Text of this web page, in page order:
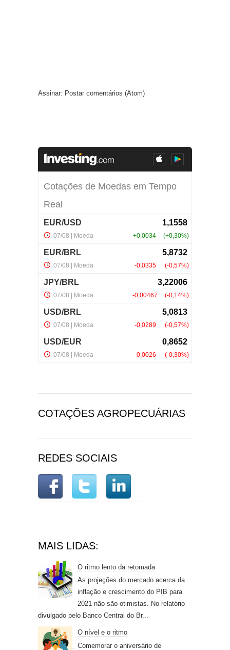
Assinar: Postar comentários (Atom)
COTAÇÕES AGROPECUÁRIAS
REDES SOCIAIS
MAIS LIDAS:
O ritmo lento da retomada
As projeções do mercado acerca da
inflação e crescimento do PIB para
2021 não são otimistas. No relatório
divulgado pelo Banco Central do Br...
O nível e o ritmo
Comemorar o aniversário de